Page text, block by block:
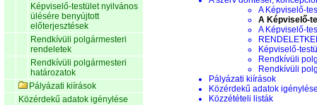
Képviselő-testület nyilvános
ülésére benyújtott
előterjesztések
Rendkívüli polgármesteri
rendeletek
Rendkívüli polgármesteri
határozatok
Pályázati kiírások
Közérdekű adatok igénylése
A Képviselő-
A Képviselő-
A Képviselő-
Képviselő-
Rendkívüli
Rendkívüli
Pályázati kiírások
Közérdekű adatok
Közzétételi listák